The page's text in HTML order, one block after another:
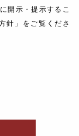
開示・提示するこ
針」をご覧くださ